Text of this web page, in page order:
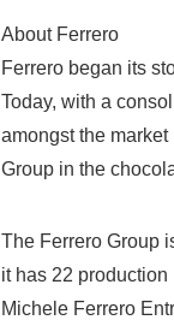
About Ferrero
Ferrero began its
Today, with a
amongst the
Group in the
The Ferrero Group
it has 22
Michele Ferrero